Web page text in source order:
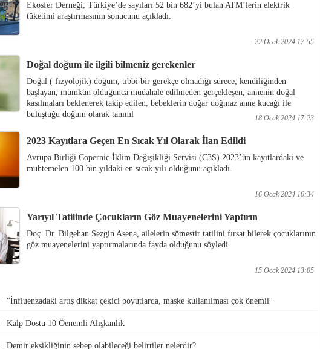
22 Ocak 2024 17:55
Ekosfer Derneği, Türkiye’de sayıları 52 bin 682’yi bulan ATM’lerin elektrik
tüketimi araştırmasının sonucunu açıkladı.
Doğal doğum ile ilgili bilmeniz gerekenler
18 Ocak 2024 17:23
Doğal ( fizyolojik) doğum, tıbbi bir gerekçe olmadığı sürece; kendiliğinden
başlayan, mümkün olduğunca müdahale edilmeden gerçekleşen, annenin doğal
kasılmaları beklenerek takip edilen, bebeklerin doğar doğmaz anne kucağı ile
buluştuğu doğum olarak tanıml
2023 Kayıtlara Geçen En Sıcak Yıl Olarak İlan Edildi
16 Ocak 2024 10:34
Avrupa Birliği Copernic İklim Değişikliği Servisi (C3S) 2023’ün kayıtlardaki ve
muhtemelen 100 bin yıldaki en sıcak yılı olduğunu açıkladı.
Yarıyıl Tatilinde Çocukların Göz Muayenelerini Yaptırın
15 Ocak 2024 13:05
Doç. Dr. Bilgehan Sezgin Asena, ailelerin sömestir tatilini fırsat bilerek çocuklarının
göz muayenelerini yaptırmalarında fayda olduğunu söyledi.
''İnfluenzadaki artış dikkat çekici boyutlarda, maske kullanılması çok önemli''
Kalp Dostu 10 Öenemli Alışkanlık
Demir eksikliğinin sebep olabileceği belirtiler nelerdir?